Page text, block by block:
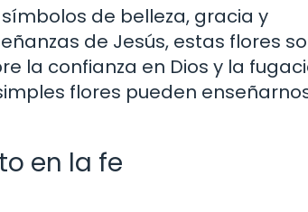
de belleza, gracia y
de Jesús, estas flores
la confianza en Dios y la
flores pueden
en la fe